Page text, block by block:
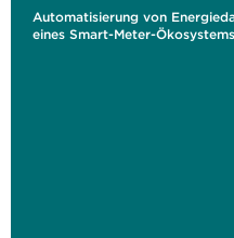
Automatisierung von
eines Smart-Meter-